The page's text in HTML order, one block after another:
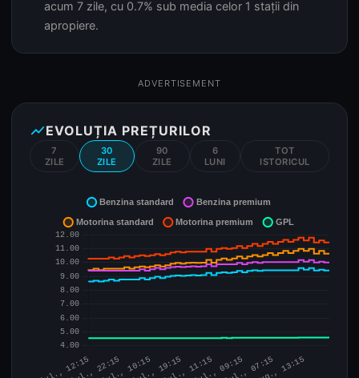
acum 7 zile, cu 0.7% sub media celor 1 stații din
apropiere.
ADVERTISEMENT
show_chartEVOLUȚIA PREȚURILOR
7
ZILE
30
ZILE
90
ZILE
6
LUNI
TOT
ISTORICUL